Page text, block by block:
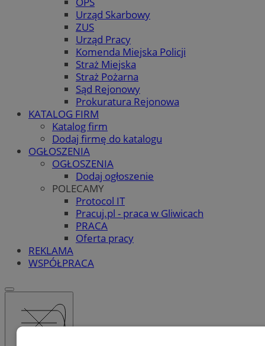
Urząd Skarbowy
ZUS
Urząd Pracy
Komenda Miejska Policji
Straż Miejska
Straż Pożarna
Sąd Rejonowy
Prokuratura Rejonowa
KATALOG FIRM
Katalog firm
Dodaj firmę do katalogu
OGŁOSZENIA
OGŁOSZENIA
Dodaj ogłoszenie
POLECAMY
Protocol IT
Pracuj.pl - praca w Gliwicach
PRACA
Oferta pracy
REKLAMA
WSPÓŁPRACA